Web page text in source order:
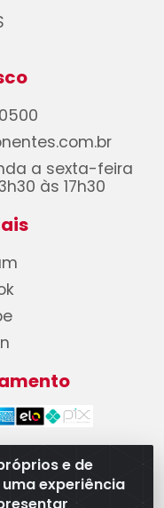
e de
experiência
a sexta-feira
às 17h30
LTDA - CNPJ
667 - Parque